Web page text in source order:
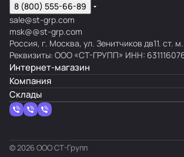
8 (800) 555-66-89
sale@st-grp.com
msk@@st-grp.com
Россия, г. Москва, ул. Зенитчиков дв11. ст.
Реквизиты: ООО «СТ-ГРУПП» ИНН:
Интернет-магазин
Компания
Склады
© 2026 ООО СТ-Групп